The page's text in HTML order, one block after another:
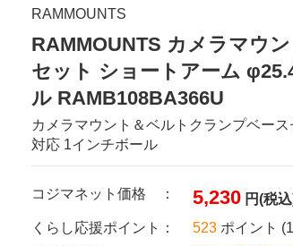
RAMMOUNTS
RAMMOUNTS カメラマウ
セット ショートアーム
ル RAMB108BA366U
カメラマウント＆ベルトクランプベー
対応 1インチボール
コジマネット価格 ： 5,230 円(税
くらし応援ポイント：
523 ポイント